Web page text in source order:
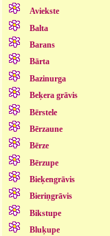
Aviekste
Balta
Barans
Bārta
Bazinurga
Beķera grāvis
Bērstele
Bērzaune
Bērze
Bērzupe
Bieķengrāvis
Bieriņgrāvis
Bikstupe
Bluķupe